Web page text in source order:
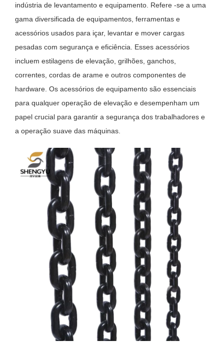
indústria de levantamento e equipamento. Refere -se a uma
gama diversificada de equipamentos, ferramentas e
acessórios usados ​​para içar, levantar e mover cargas
pesadas com segurança e eficiência. Esses acessórios
incluem estilagens de elevação, grilhões, ganchos,
correntes, cordas de arame e outros componentes de
hardware. Os acessórios de equipamento são essenciais
para qualquer operação de elevação e desempenham um
papel crucial para garantir a segurança dos trabalhadores e
a operação suave das máquinas.